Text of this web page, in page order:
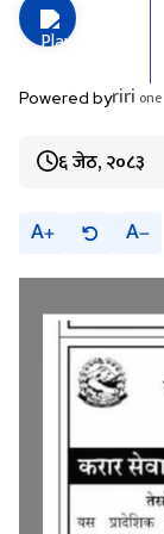
Powered byriri one
६ जेठ, २०८३
A A